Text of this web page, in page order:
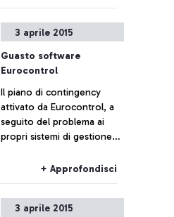
prima del volo.
3 aprile 2015
Guasto software
Eurocontrol
Il piano di contingency
attivato da Eurocontrol, a
seguito del problema ai
propri sistemi di gestione
momento non ha
comportato effetti sul
traffico di Fiumicino, che
resta sostanzialmente
+ Approfondisci
3 aprile 2015